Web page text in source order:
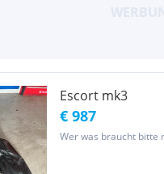
Escort mk3
€ 987
Wer was braucht bitte